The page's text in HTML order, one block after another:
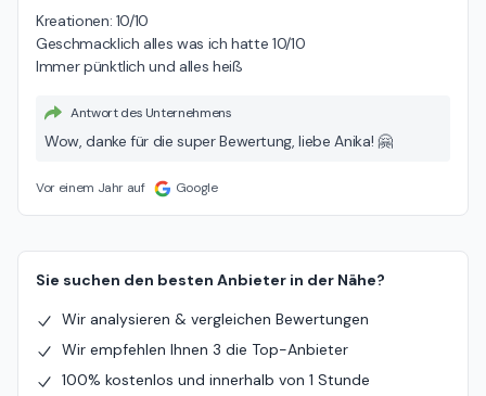
Kreationen: 10/10
Geschmacklich alles was ich hatte 10/10
Immer pünktlich und alles heiß
Antwort des Unternehmens
Wow, danke für die super Bewertung, liebe Anika! 🤗
Vor einem Jahr auf Google
Sie suchen den besten Anbieter in der Nähe?
Wir analysieren & vergleichen Bewertungen
Wir empfehlen Ihnen 3 die Top-Anbieter
100% kostenlos und innerhalb von 1 Stunde